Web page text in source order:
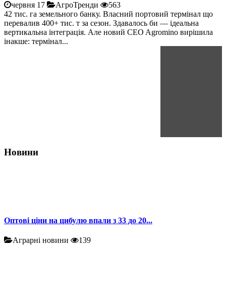
червня 17 АгроТренди
563
42 тис. га земельного банку. Власний портовий термінал що
перевалив 400+ тис. т за сезон. Здавалось би — ідеальна
вертикальна інтеграція. Але новий CEO Agromino вирішила
інакше: термінал...
Новини
Оптові ціни на цибулю впали з 33 до 20...
Аграрні новини 139